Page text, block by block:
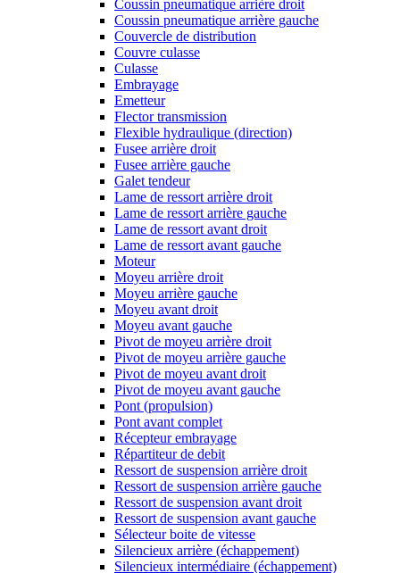
Coussin pneumatique arrière droit
Coussin pneumatique arrière gauche
Couvercle de distribution
Couvre culasse
Culasse
Embrayage
Emetteur
Flector transmission
Flexible hydraulique (direction)
Fusee arrière droit
Fusee arrière gauche
Galet tendeur
Lame de ressort arrière droit
Lame de ressort arrière gauche
Lame de ressort avant droit
Lame de ressort avant gauche
Moteur
Moyeu arrière droit
Moyeu arrière gauche
Moyeu avant droit
Moyeu avant gauche
Pivot de moyeu arrière droit
Pivot de moyeu arrière gauche
Pivot de moyeu avant droit
Pivot de moyeu avant gauche
Pont (propulsion)
Pont avant complet
Récepteur embrayage
Répartiteur de debit
Ressort de suspension arrière droit
Ressort de suspension arrière gauche
Ressort de suspension avant droit
Ressort de suspension avant gauche
Sélecteur boite de vitesse
Silencieux arrière (échappement)
Silencieux intermédiaire (échappement)